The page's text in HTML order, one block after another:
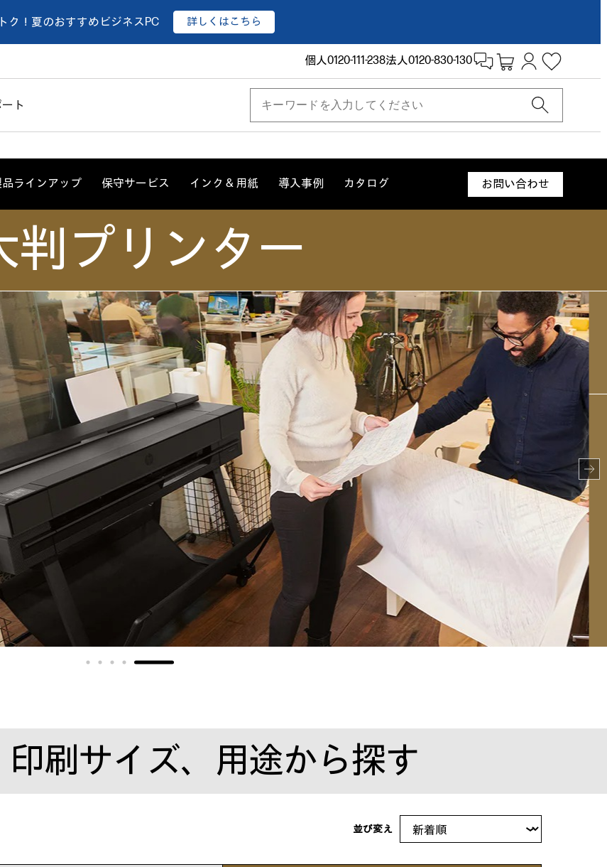
ク！夏のおすすめビジネスPC 詳しくはこちら
個人0120-111-238法人0120-830-130
ト
ラインアップ 保守サービス インク & 用紙 導入事例 カタログ お問い合わせ
判プリンター
刷サイズ、用途から探す
並び変え